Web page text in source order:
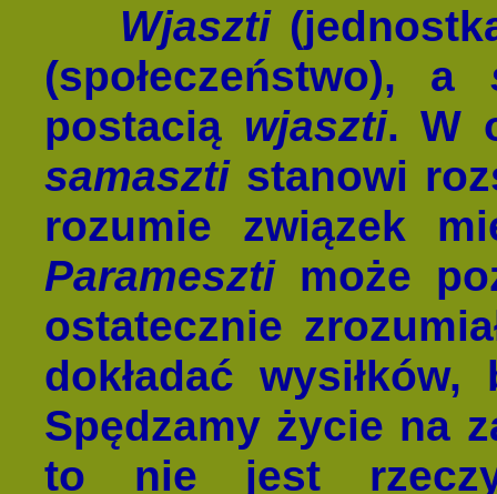
Wjaszti
(społeczeństwo), a
postacią wjaszti. W
samasztistanowi
rozumie związek
Paramesztimoże
ostatecznie
dokładać
Spędzamy życie na
to nie jest